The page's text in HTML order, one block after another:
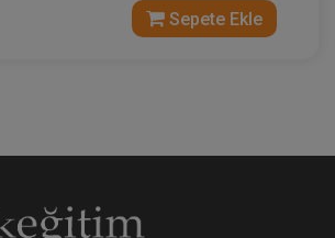
Sepete Ekle